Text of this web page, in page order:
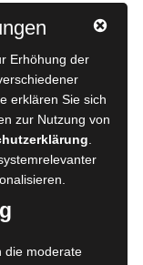
Erhöhung der
erklären Sie sich
zur Nutzung von
die moderate